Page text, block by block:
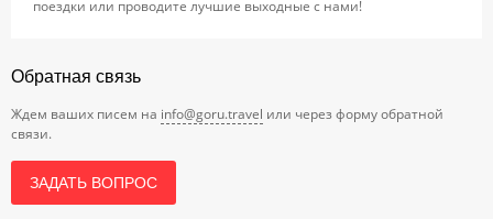
поездки или проводите лучшие выходные с нами!
Обратная связь
Ждем ваших писем на info@goru.travel или через форму обратной
связи.
ЗАДАТЬ ВОПРОС